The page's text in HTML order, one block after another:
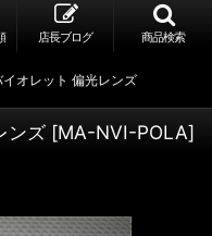
店長ブログ 商品検索
オレット 偏光レンズ
ンズ [MA-NVI-POLA]